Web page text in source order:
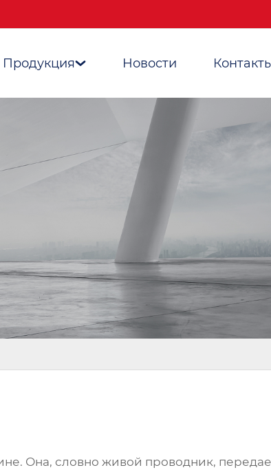
Продукция Новости
Она, словно живой проводник,